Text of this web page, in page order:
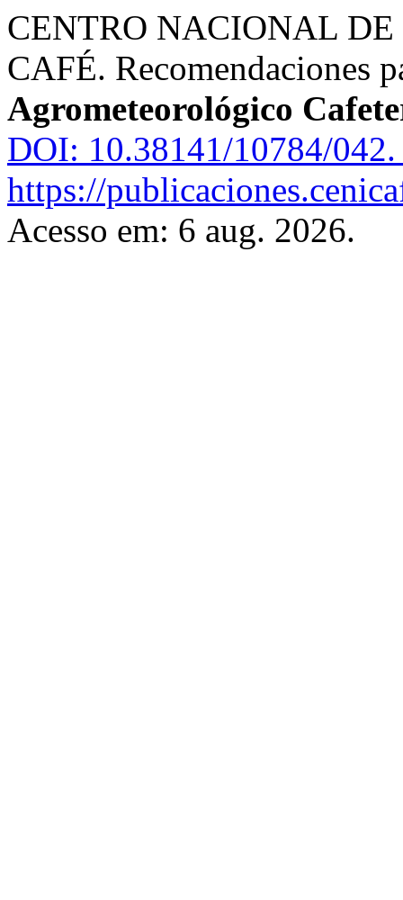
CENTRO NACIONAL
CAFÉ. Recomendaciones
Agrometeorológico
DOI: 10.38141/10784/042.
https://
Acesso em: 6 aug. 2026.